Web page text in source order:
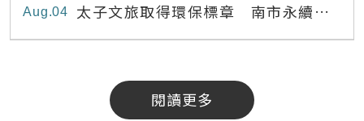
04
Aug
太子文旅取得環保標章 南市永續旅
宿達22家
閱讀更多